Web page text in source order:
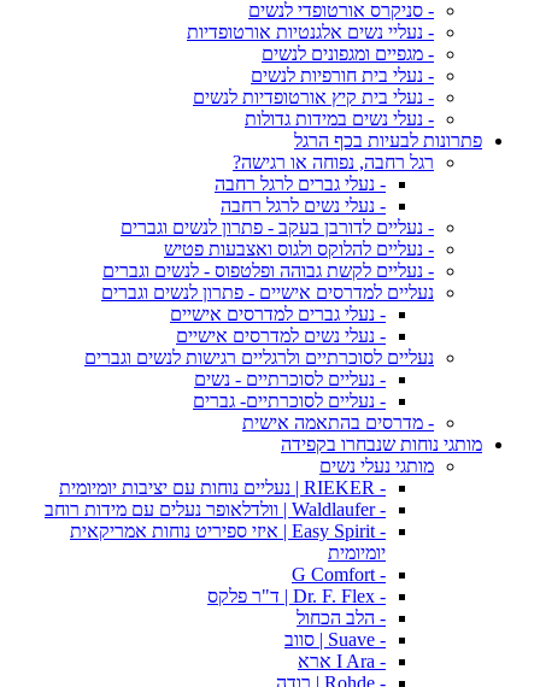
- סניקרס אורטופדי לנשים
- נעליי נשים אלגנטיות אורטופדיות
- מגפיים ומגפונים לנשים
- נעלי בית חורפיות לנשים
- נעלי בית קיץ אורטופדיות לנשים
- נעלי נשים במידות גדולות
פתרונות לבעיות בכף הרגל
רגל רחבה, נפוחה או רגישה?
- נעלי גברים לרגל רחבה
- נעלי נשים לרגל רחבה
- נעליים לדורבן בעקב - פתרון לנשים וגברים
- נעליים להלוקס ולגוס ואצבעות פטיש
- נעליים לקשת גבוהה ופלטפוס - לנשים וגברים
נעליים למדרסים אישיים - פתרון לנשים וגברים
- נעלי גברים למדרסים אישיים
- נעלי נשים למדרסים אישיים
נעליים לסוכרתיים ולרגליים רגישות לנשים וגברים
- נעליים לסוכרתיים - נשים
- נעליים לסוכרתיים- גברים
- מדרסים בהתאמה אישית
מותגי נוחות שנבחרו בקפידה
מותגי נעלי נשים
- RIEKER | נעליים נוחות עם יציבות יומיומית
- Waldlaufer | וולדלאופר נעלים עם מידות רוחב
- Easy Spirit | איזי ספיריט נוחות אמריקאית
יומיומית
- G Comfort
- Dr. F. Flex | ד"ר פלקס
- הלב הכחול
- Suave | סווב
- I Ara ארא
- Rohde | רודה